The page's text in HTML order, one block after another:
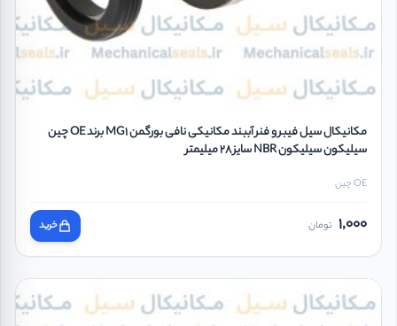
مکانیکال سیل فیبر و فنر آببند مکانیکی نافی بورگمن MG1 برند OE چین
سیلیکون سیلیکون NBR سایز 28 میلیمتر
OE چین
1,000 تومان خرید